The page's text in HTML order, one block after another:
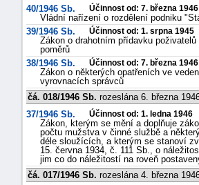
40/1946 Sb.
Účinnost od: 7. března
Vládní nařízení o rozdělení podniku
39/1946 Sb.
Účinnost od: 1. srpna
Zákon o drahotním přídavku
poměrů
38/1946 Sb.
Účinnost od: 7. března 1946
Zákon o některých opatřeních ve
vyrovnacích správců
čá. 018/1946 Sb. rozeslána 6. března
37/1946 Sb.
Účinnost od: 1. ledna
Zákon, kterým se mění a doplňuje
počtu mužstva v činné službě a
déle sloužících, a kterým se stanoví
15. června 1934, č. 111 Sb., o
jim co do náležitostí na roveň
čá. 017/1946 Sb. rozeslána 4. března